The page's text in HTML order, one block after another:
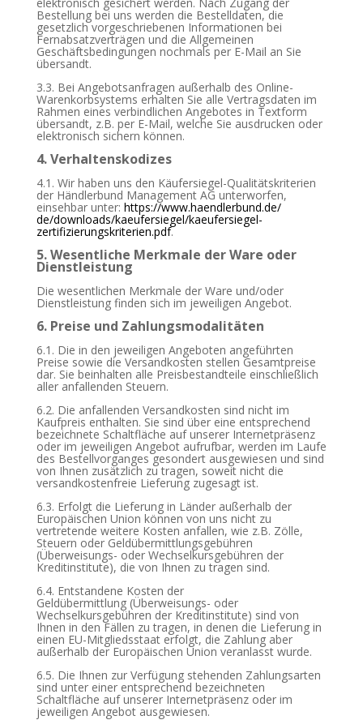
Bestellung bei uns werden die Bestelldaten, die
gesetzlich vorgeschriebenen Informationen bei
Fernabsatzverträgen und die Allgemeinen
Geschäftsbedingungen nochmals per E-Mail an Sie
übersandt.
3.3. Bei Angebotsanfragen außerhalb des Online-
Warenkorbsystems erhalten Sie alle Vertragsdaten im
Rahmen eines verbindlichen Angebotes in Textform
übersandt, z.B. per E-Mail, welche Sie ausdrucken oder
elektronisch sichern können.
4. Verhaltenskodizes
4.1. Wir haben uns den Käufersiegel-Qualitätskriterien
der Händlerbund Management AG unterworfen,
einsehbar unter: https://www.haendlerbund.de/
de/downloads/kaeufersiegel/kaeufersiegel-
zertifizierungskriterien.pdf.
5. Wesentliche Merkmale der Ware oder
Dienstleistung
Die wesentlichen Merkmale der Ware und/oder
Dienstleistung finden sich im jeweiligen Angebot.
6. Preise und Zahlungsmodalitäten
6.1. Die in den jeweiligen Angeboten angeführten
Preise sowie die Versandkosten stellen Gesamtpreise
dar. Sie beinhalten alle Preisbestandteile einschließlich
aller anfallenden Steuern.
6.2. Die anfallenden Versandkosten sind nicht im
Kaufpreis enthalten. Sie sind über eine entsprechend
bezeichnete Schaltfläche auf unserer Internetpräsenz
oder im jeweiligen Angebot aufrufbar, werden im Laufe
des Bestellvorganges gesondert ausgewiesen und sind
von Ihnen zusätzlich zu tragen, soweit nicht die
versandkostenfreie Lieferung zugesagt ist.
6.3. Erfolgt die Lieferung in Länder außerhalb der
Europäischen Union können von uns nicht zu
vertretende weitere Kosten anfallen, wie z.B. Zölle,
Steuern oder Geldübermittlungsgebühren
(Überweisungs- oder Wechselkursgebühren der
Kreditinstitute), die von Ihnen zu tragen sind.
6.4. Entstandene Kosten der
Geldübermittlung (Überweisungs- oder
Wechselkursgebühren der Kreditinstitute) sind von
Ihnen in den Fällen zu tragen, in denen die Lieferung in
einen EU-Mitgliedsstaat erfolgt, die Zahlung aber
außerhalb der Europäischen Union veranlasst wurde.
6.5. Die Ihnen zur Verfügung stehenden Zahlungsarten
sind unter einer entsprechend bezeichneten
Schaltfläche auf unserer Internetpräsenz oder im
jeweiligen Angebot ausgewiesen.